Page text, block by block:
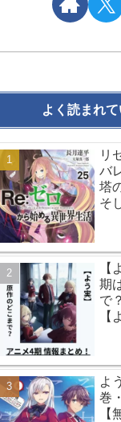
よく読まれ
リ
バ
塔
そ
【
期
で
【
よ
巻
【